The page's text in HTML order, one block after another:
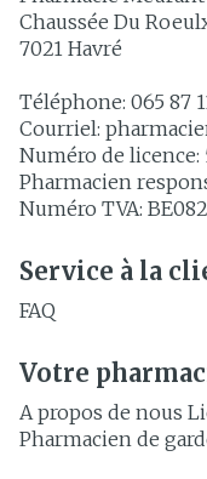
Chaussée Du
7021 Havré
Téléphone: 065 87
Courriel:
Numéro de licence:
Pharmacien
Numéro TVA:
Service à la
FAQ
Votre
A propos de nous
Pharmacien de